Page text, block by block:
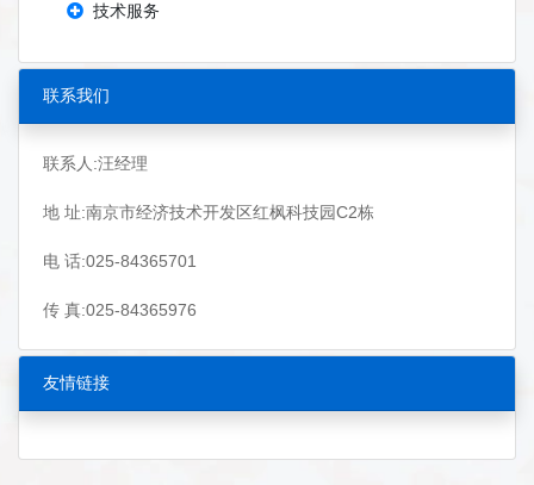
技术服务
联系我们
联系人:汪经理
地 址:南京市经济技术开发区红枫科技园C2栋
电 话:025-84365701
传 真:025-84365976
友情链接